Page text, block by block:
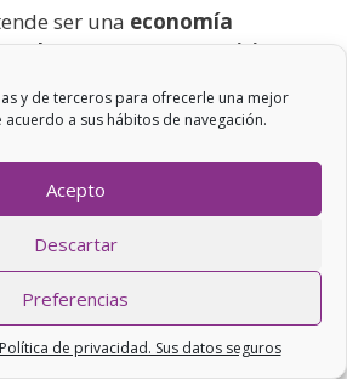
y de terceros para ofrecerle una mejor
a sus hábitos de navegación.
Acepto
Descartar
Preferencias
de privacidad. Sus datos seguros
ser una economía
de recursos, competitiva y